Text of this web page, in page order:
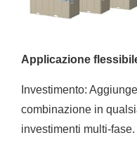
Applicazione
Investimento:
combinazione in
investimenti multi-fase.